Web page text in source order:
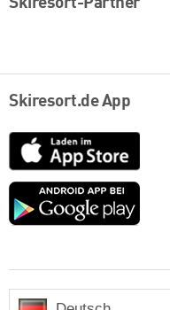
Skiresort.de App
App
Store